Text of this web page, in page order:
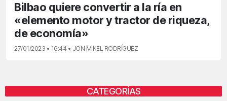
Bilbao quiere convertir a la ría en
«elemento motor y tractor de riqueza,
de economía»
27/01/2023 • 16:44 • JON MIKEL RODRÍGUEZ
CATEGORÍAS